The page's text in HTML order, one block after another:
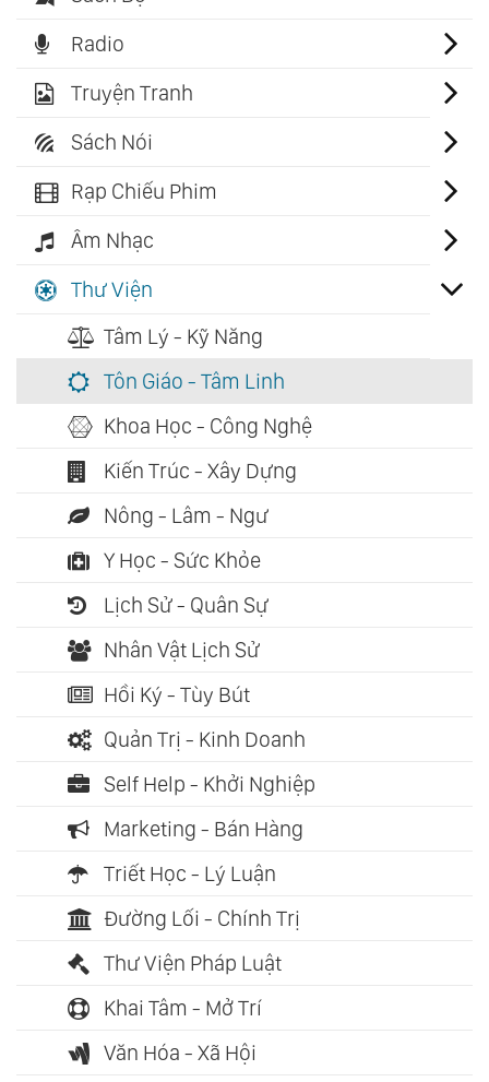
Radio
Truyện Tranh
Sách Nói
Rạp Chiếu Phim
Âm Nhạc
Thư Viện
Tâm Lý - Kỹ Năng
Tôn Giáo - Tâm Linh
Khoa Học - Công Nghệ
Kiến Trúc - Xây Dựng
Nông - Lâm - Ngư
Y Học - Sức Khỏe
Lịch Sử - Quân Sự
Nhân Vật Lịch Sử
Hồi Ký - Tùy Bút
Quản Trị - Kinh Doanh
Self Help - Khởi Nghiệp
Marketing - Bán Hàng
Triết Học - Lý Luận
Đường Lối - Chính Trị
Thư Viện Pháp Luật
Khai Tâm - Mở Trí
Văn Hóa - Xã Hội